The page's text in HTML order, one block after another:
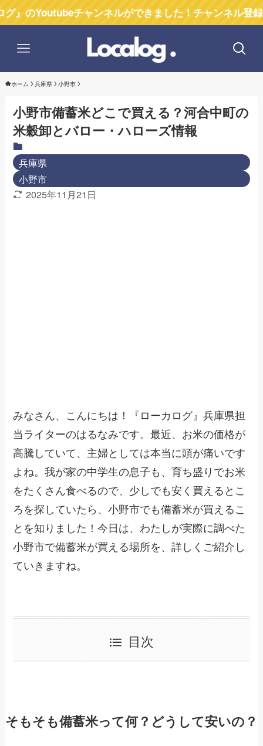
チャンネルができました！チャンネル登録お願いし
ホーム 兵庫県 小野市
小野市備蓄米どこで買える？河合中町の
米穀卸とバロー・ハローズ情報
兵庫県
小野市
2025年11月21日
みなさん、こんにちは！『ローカログ』兵庫県担
当ライターのはるなみです。最近、お米の価格が
高騰していて、主婦としては本当に頭が痛いです
よね。我が家の中学生の息子も、育ち盛りでお米
をたくさん食べるので、少しでも安く買えるとこ
ろを探していたら、小野市でも備蓄米が買えるこ
とを知りました！今日は、わたしが実際に調べた
小野市で備蓄米が買える場所を、詳しくご紹介し
ていきますね。
目次
そもそも備蓄米って何？どうして安いの？